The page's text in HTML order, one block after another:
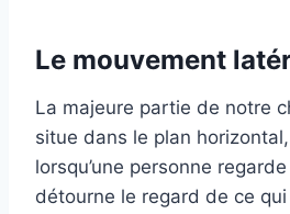
Le mouvement
La majeure partie de notre
situe dans le plan
lorsqu’une personne
détourne le regard de ce